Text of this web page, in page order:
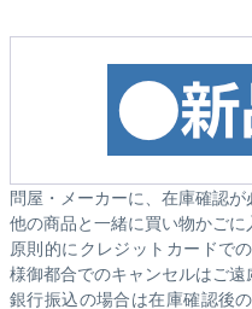
問屋・メーカーに、在庫確認が
他の商品と一緒に買い物かごに
原則的にクレジットカードで
様御都合でのキャンセルはご遠
銀行振込の場合は在庫確認後